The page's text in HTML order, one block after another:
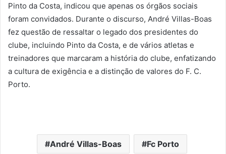
Pinto da Costa, indicou que apenas os órgãos sociais
foram convidados. Durante o discurso, André Villas-Boas
fez questão de ressaltar o legado dos presidentes do
clube, incluindo Pinto da Costa, e de vários atletas e
treinadores que marcaram a história do clube, enfatizando
a cultura de exigência e a distinção de valores do F. C.
Porto.
André Villas-Boas Fc Porto